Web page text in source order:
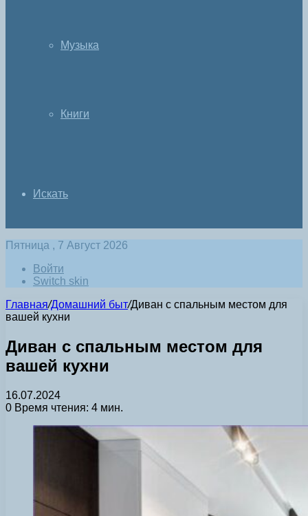
Музыка
Книги
Искать
Пятница , 7 Август 2026
Войти
Switch skin
Главная/Домашний быт/Диван с спальным местом для
вашей кухни
Диван с спальным местом для
вашей кухни
16.07.2024
0 Время чтения: 4 мин.